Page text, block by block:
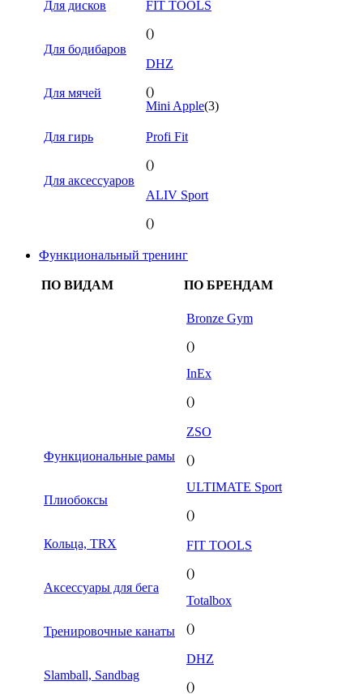
Для дисков
Для бодибаров
Для мячей
Для гирь
Для аксессуаров
FIT TOOLS
()
DHZ
()
Mini Apple(3)
Profi Fit
()
ALIV Sport
()
Функциональный тренинг
ПО ВИДАМ ПО БРЕНДАМ
Функциональные рамы
Плиобоксы
Кольца, TRX
Аксессуары для бега
Тренировочные канаты
Slamball, Sandbag
Bronze Gym
()
InEx
()
ZSO
()
ULTIMATE Sport
()
FIT TOOLS
()
Totalbox
()
DHZ
()